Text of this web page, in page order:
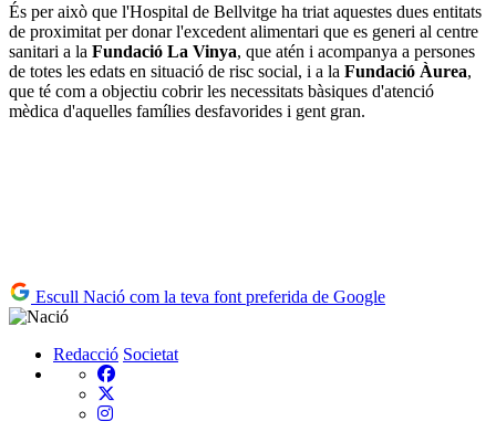
És per això que l'Hospital de Bellvitge ha triat aquestes dues entitats
de proximitat per donar l'excedent alimentari que es generi al centre
sanitari a la Fundació La Vinya, que atén i acompanya a persones
de totes les edats en situació de risc social, i a la Fundació Àurea,
que té com a objectiu cobrir les necessitats bàsiques d'atenció
mèdica d'aquelles famílies desfavorides i gent gran.
Escull Nació com la teva font preferida de Google
Redacció Societat